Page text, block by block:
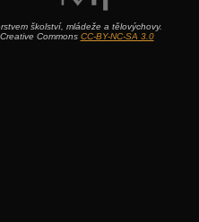
školství, mládeže a tělovýchovy.
Commons CC-BY-NC-SA 3.0